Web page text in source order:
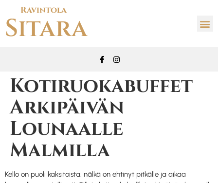
Ravintola
Sitara
Kotiruokabuffet
Arkipäivän
Lounaalle
Malmilla
Kello on puoli kaksitoista, nälkä on ehtinyt pitkälle ja aikaa